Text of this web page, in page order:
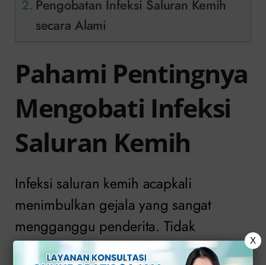
Pengobatan Infeksi Saluran Kemih
secara Alami
Pahami Pentingnya
Mengobati Infeksi
Saluran Kemih
Infeksi saluran kemih acapkali
menimbulkan gejala yang sangat
mengganggu penderita. Tidak
tanggung-tanggung, bahkan dapat
X